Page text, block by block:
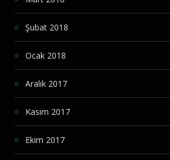
Şubat 2018
Ocak 2018
Aralık 2017
Kasım 2017
Ekim 2017